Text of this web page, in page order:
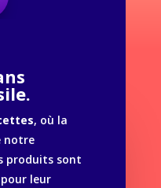
, où la
notre
produits sont
leur